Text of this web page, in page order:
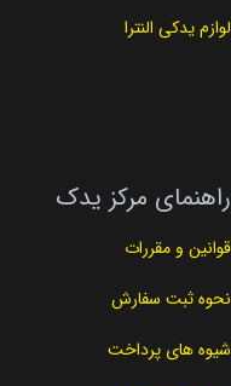
لوازم یدکی النترا
راهنمای مرکز یدک
قوانین و مقررات
نحوه ثبت سفارش
شیوه های پرداخت